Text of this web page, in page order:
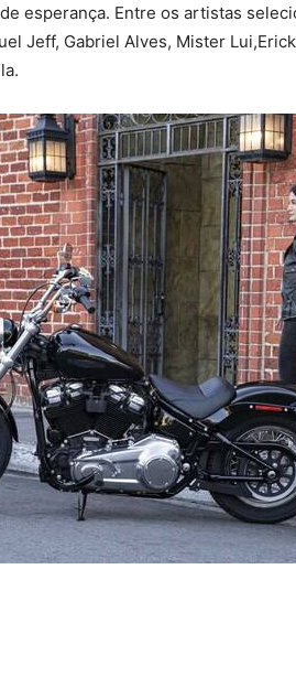
esperança. Entre os artistas
Jeff, Gabriel Alves, Mister